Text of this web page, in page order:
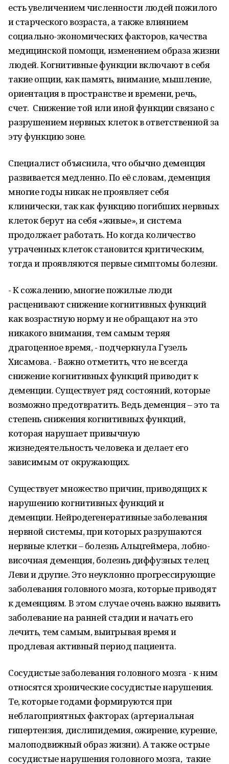
есть увеличением численности людей пожилого
и старческого возраста, а также влиянием
социально-экономических факторов, качества
медицинской помощи, изменением образа жизни
людей. Когнитивные функции включают в себя
такие опции, как память, внимание, мышление,
ориентация в пространстве и времени, речь,
счет. Снижение той или иной функции связано с
разрушением нервных клеток в ответственной за
эту функцию зоне.
Специалист объяснила, что обычно деменция
развивается медленно. По её словам, деменция
многие годы никак не проявляет себя
клинически, так как функцию погибших нервных
клеток берут на себя «живые», и система
продолжает работать. Но когда количество
утраченных клеток становится критическим,
тогда и проявляются первые симптомы болезни.
- К сожалению, многие пожилые люди
расценивают снижение когнитивных функций
как возрастную норму и не обращают на это
никакого внимания, тем самым теряя
драгоценное время, - подчеркнула Гузель
Хисамова. - Важно отметить, что не всегда
снижение когнитивных функций приводит к
деменции. Существует ряд состояний, которые
возможно предотвратить. Ведь деменция – это та
степень снижения когнитивных функций,
которая нарушает привычную
жизнедеятельность человека и делает его
зависимым от окружающих.
Существует множество причин, приводящих к
нарушению когнитивных функций и
деменции. Нейродегенеративные заболевания
нервной системы, при которых разрушаются
нервные клетки – болезнь Альцгеймера, лобно-
височная деменция, болезнь диффузных телец
Леви и другие. Это неуклонно прогрессирующие
заболевания головного мозга, которые приводят
к деменциям. В этом случае очень важно выявить
заболевание на ранней стадии и начать его
лечить, тем самым, выигрывая время и
продлевая активный период пациента.
Сосудистые заболевания головного мозга - к ним
относятся хронические сосудистые нарушения.
Те, которые годами формируются при
неблагоприятных факторах (артериальная
гипертензия, дислипидемия, ожирение, курение,
малоподвижный образ жизни). А также острые
сосудистые нарушения головного мозга, такие